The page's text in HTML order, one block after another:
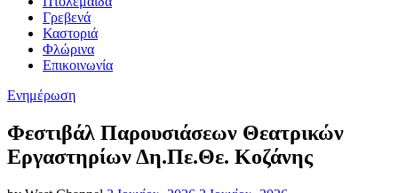
Γρεβενά
Καστοριά
Φλώρινα
Επικοινωνία
Categories
Ενημέρωση
Φεστιβάλ Παρουσιάσεων Θεατρικών
Εργαστηρίων Δη.Πε.Θε. Κοζάνης